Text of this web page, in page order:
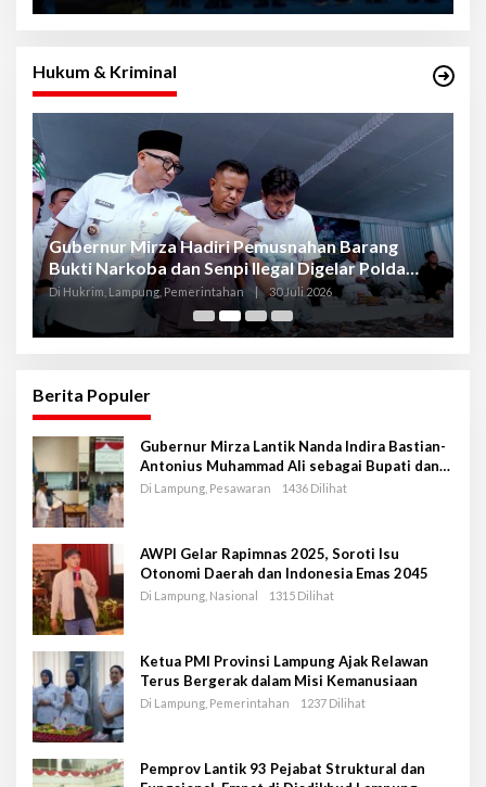
Hukum & Kriminal
Gubernur Mirza Hadiri Pemusnahan Barang
Bukti Narkoba dan Senpi Ilegal Digelar Polda
Lampung
Di Hukrim, Lampung, Pemerintahan | 30 Juli 2026
Berita Populer
Gubernur Mirza Lantik Nanda Indira Bastian-
Antonius Muhammad Ali sebagai Bupati dan
Wakil Bupati Pesawaran Periode 2025-2030
Di Lampung, Pesawaran 1436 Dilihat
AWPI Gelar Rapimnas 2025, Soroti Isu
Otonomi Daerah dan Indonesia Emas 2045
Di Lampung, Nasional 1315 Dilihat
Ketua PMI Provinsi Lampung Ajak Relawan
Terus Bergerak dalam Misi Kemanusiaan
Di Lampung, Pemerintahan 1237 Dilihat
Pemprov Lantik 93 Pejabat Struktural dan